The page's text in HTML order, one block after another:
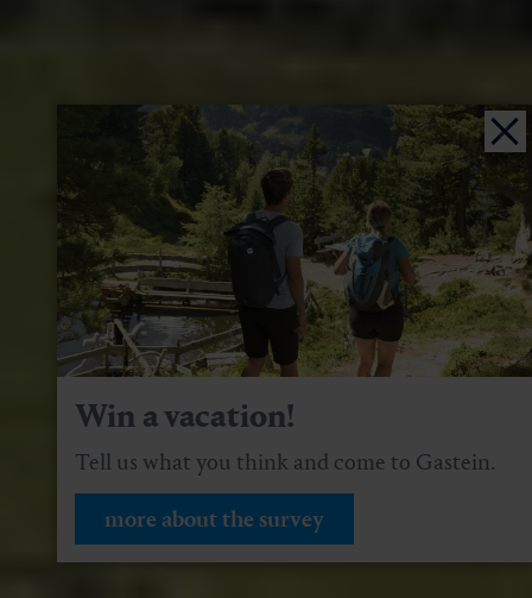
Win a vacation!
Tell us what you think and come to Gastein.
more about the survey